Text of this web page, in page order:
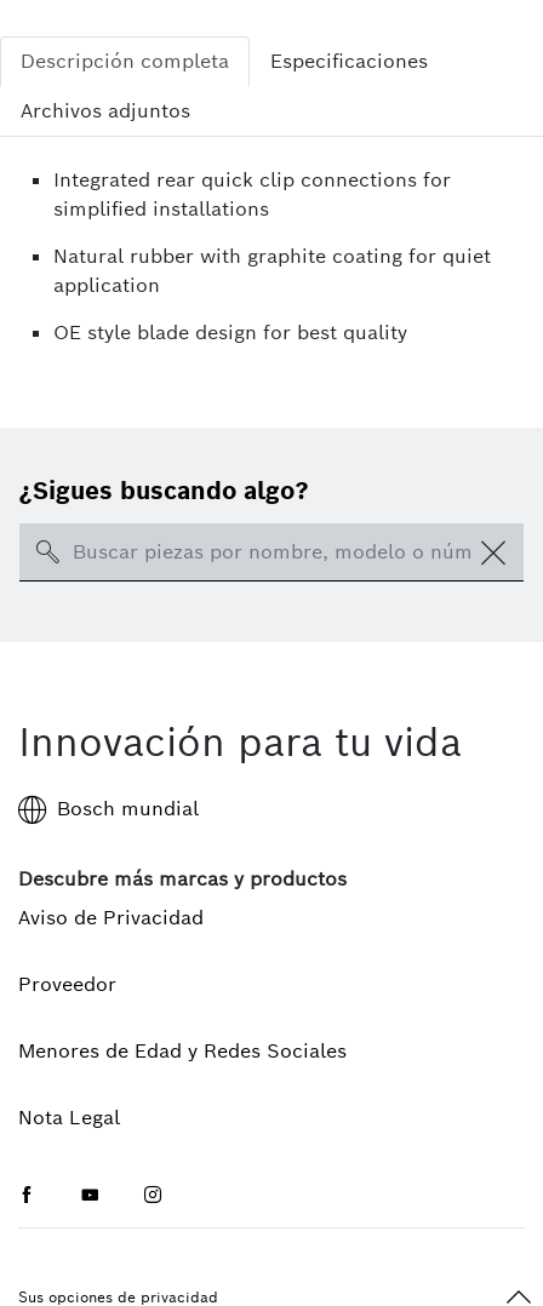
Descripción completa
Especificaciones
Archivos adjuntos
Integrated rear quick clip connections for
simplified installations
Natural rubber with graphite coating for quiet
application
OE style blade design for best quality
¿Sigues buscando algo?
Search
Innovación para tu vida
Bosch mundial
Descubre más marcas y productos
Aviso de Privacidad
Proveedor
Menores de Edad y Redes Sociales
Nota Legal
FacebookYoutubeInstagram
Sus opciones de privacidad